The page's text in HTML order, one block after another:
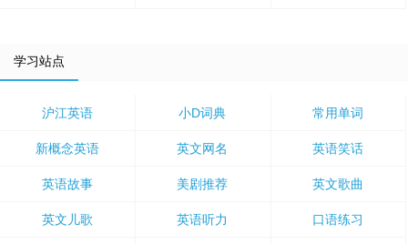
学习站点
沪江英语 小D词典 常用单词
新概念英语 英文网名 英语笑话
英语故事 美剧推荐 英文歌曲
英文儿歌 英语听力 口语练习